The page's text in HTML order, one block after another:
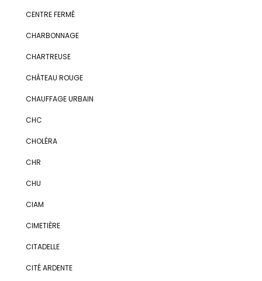
CENTRE FERMÉ
CHARBONNAGE
CHARTREUSE
CHÂTEAU ROUGE
CHAUFFAGE URBAIN
CHC
CHOLÉRA
CHR
CHU
CIAM
CIMETIÈRE
CITADELLE
CITÉ ARDENTE